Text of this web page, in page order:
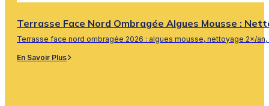
Terrasse Face Nord Ombragée Algues Mousse :
Terrasse face nord ombragée 2026 : algues mousse, nettoyage 2×/
En Savoir Plus